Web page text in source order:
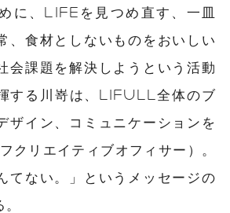
に、LIFEを見つめ直す、一皿
、食材としないものをおいしい
会課題を解決しようという活動
する川嵜は、LIFULL全体のブ
ザイン、コミュニケーションを
クリエイティブオフィサー）。
てない。」というメッセージの